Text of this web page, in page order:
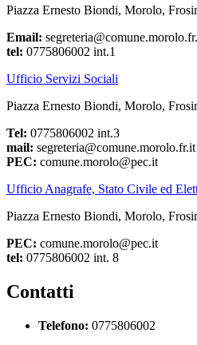
Piazza Ernesto Biondi, Morolo,
Email:
tel: 0775806002 int.1
Ufficio Servizi Sociali
Piazza Ernesto Biondi, Morolo,
Tel: 0775806002 int.3
mail: segreteria@comune.morolo.fr.it
PEC: comune.morolo@pec.it
Ufficio Anagrafe, Stato Civile ed
Piazza Ernesto Biondi, Morolo,
PEC: comune.morolo@pec.it
tel: 0775806002 int. 8
Contatti
Telefono: 0775806002